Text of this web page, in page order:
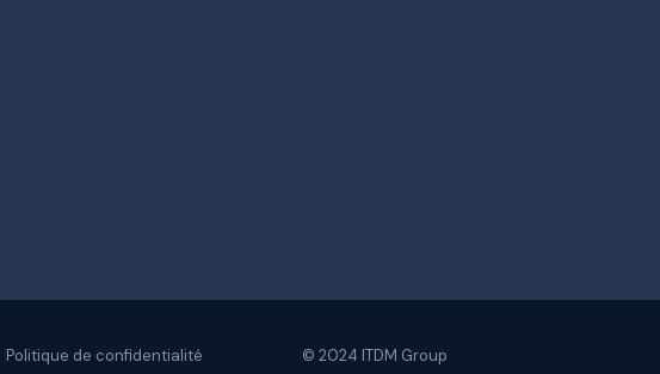
Politique de confidentialité © 2024 ITDM Group